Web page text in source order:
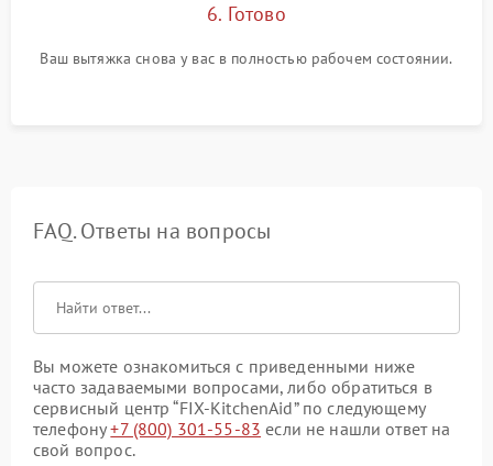
6. Готово
Ваш вытяжка снова у вас в полностью рабочем состоянии.
FAQ. Ответы на вопросы
Вы можете ознакомиться с приведенными ниже
часто задаваемыми вопросами, либо обратиться в
сервисный центр “FIX-KitchenAid” по следующему
телефону+7 (800) 301-55-83 если не нашли ответ на
свой вопрос.